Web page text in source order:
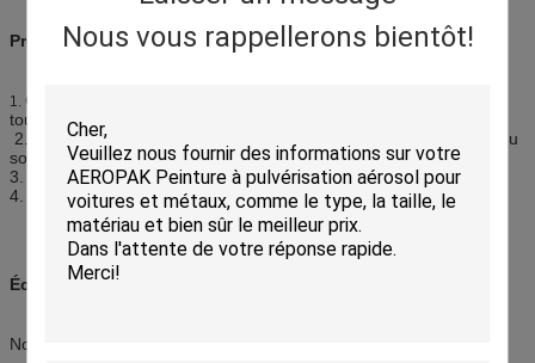
Nous vous rappellerons bientôt!
Précautions
1. Gardez à partir de la chaleur, de la flamme, de l'étincelle et de
toute autre source d'allumage.
2. magasin dans un endroit frais et sec (45C) ; Évitez la lumière du
soleil directe.
3. Ne vous opposez pas, perforer, ou incinérez la boîte.
4. maintenez hors de portée des enfants.
Échantillon
Nous offrons des aperçus gratuits à moins de 2 morceaux.